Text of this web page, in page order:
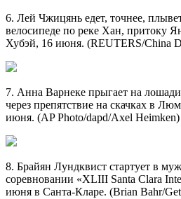
6. Лей Чжицянь едет, точнее,
велосипеде по реке Хан, притоку
Хубэй, 16 июня. (REUTERS/China
7. Анна Варнеке прыгает на
через препятствие на скачках в
июня. (AP Photo/dapd/Axel Heimken)
8. Брайян Лундквист стартует в
соревновании «XLIII Santa Clara
июня в Санта-Кларе. (Brian Bahr/